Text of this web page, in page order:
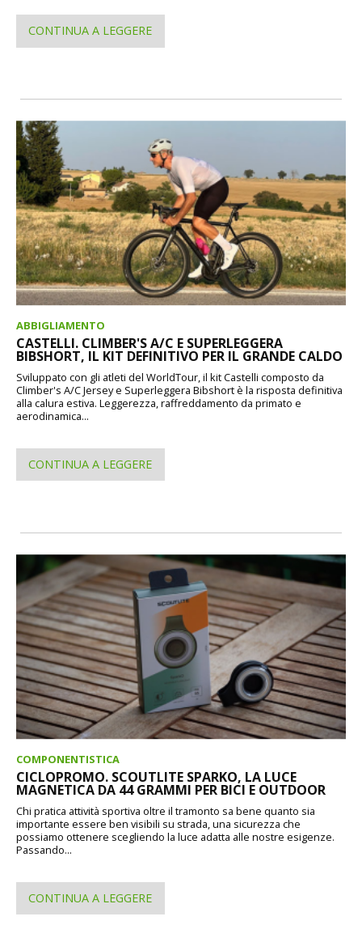
CONTINUA A LEGGERE
ABBIGLIAMENTO
CASTELLI. CLIMBER'S A/C E SUPERLEGGERA
BIBSHORT, IL KIT DEFINITIVO PER IL GRANDE CALDO
Sviluppato con gli atleti del WorldTour, il kit Castelli composto da
Climber's A/C Jersey e Superleggera Bibshort è la risposta definitiva
alla calura estiva. Leggerezza, raffreddamento da primato e
aerodinamica...
CONTINUA A LEGGERE
COMPONENTISTICA
CICLOPROMO. SCOUTLITE SPARKO, LA LUCE
MAGNETICA DA 44 GRAMMI PER BICI E OUTDOOR
Chi pratica attività sportiva oltre il tramonto sa bene quanto sia
importante essere ben visibili su strada, una sicurezza che
possiamo ottenere scegliendo la luce adatta alle nostre esigenze.
Passando...
CONTINUA A LEGGERE